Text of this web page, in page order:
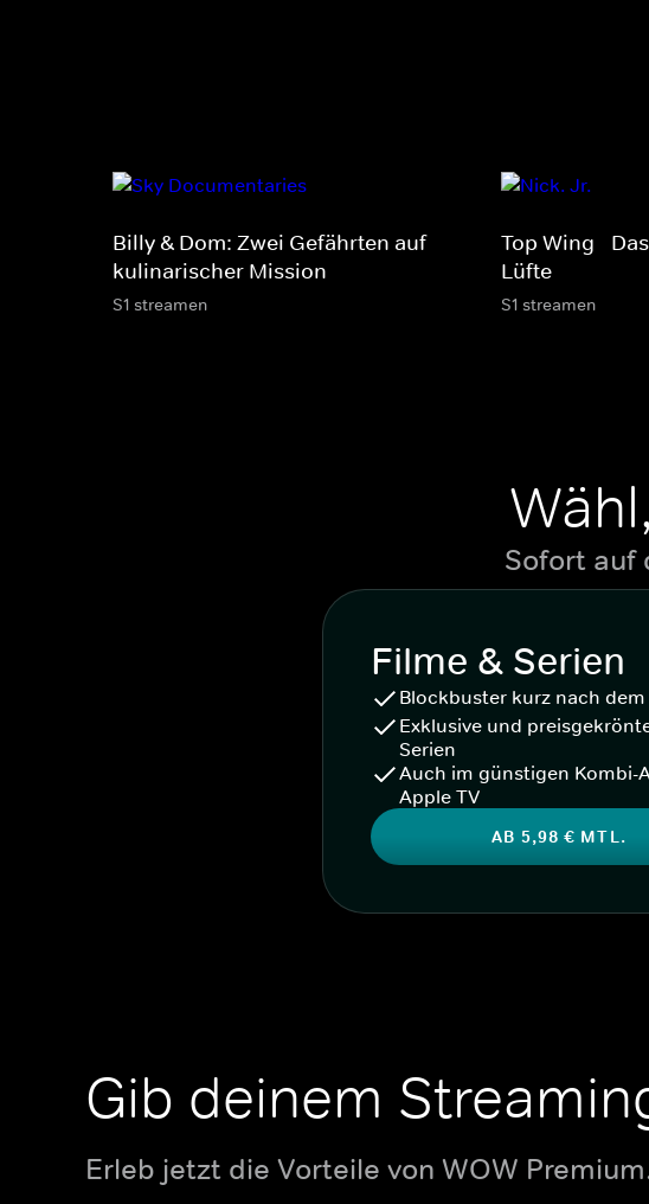
Billy & Dom: Zwei Gefährten auf
kulinarischer Mission
S1 streamen
Top Wing -
Lüfte
S1 streamen
Sofort auf
Filme & Serien
Blockbuster kurz nach dem
Exklusive und
Serien
Auch im günstigen Kombi-
Apple TV
AB 5,98 € MTL.
Gib deinem
Erleb jetzt die Vorteile von WOW